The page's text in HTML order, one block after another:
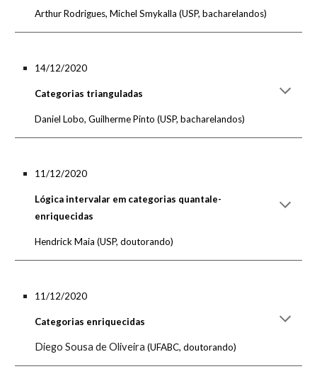
Arthur Rodrigues, Michel Smykalla(USP, bacharelandos)
14/12/2020
Categorias trianguladas
Daniel Lobo, Guilherme Pinto (USP, bacharelandos)
11/12/2020
Lógica intervalar em categorias quantale-
enriquecidas
Hendrick Maia (USP, doutorando)
11/12/2020
Categorias enriquecidas
Diego Sousa de Oliveira (UFABC, doutorando)